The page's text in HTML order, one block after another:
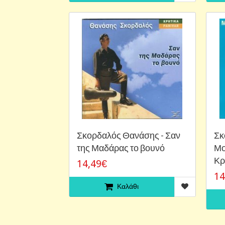
Σκορδαλός Θανάσης - Σαν
της Μαδάρας το βουνό
14,49€
Καλάθι